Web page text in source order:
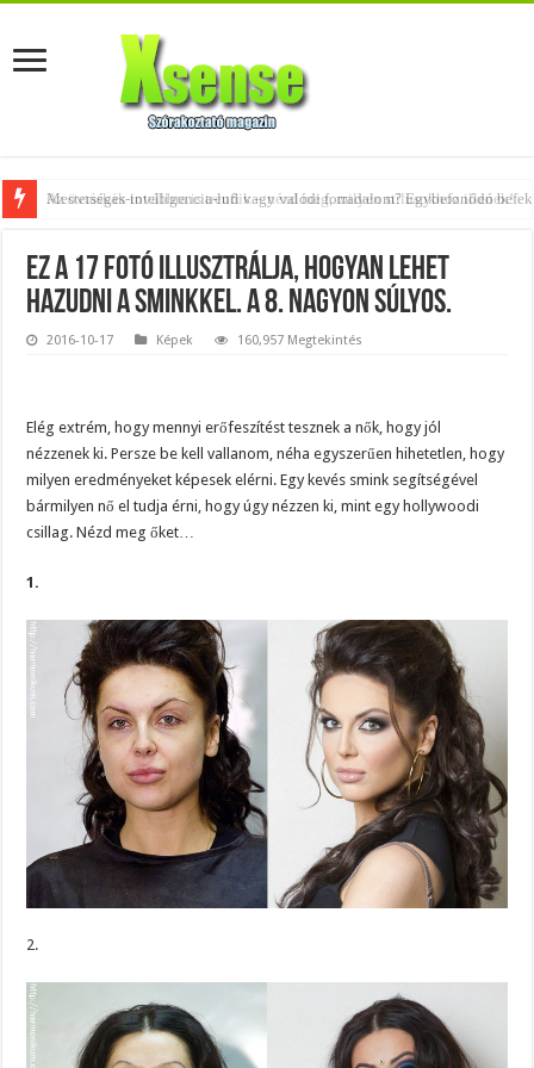
Az övtáskák továbbra is trendik – nézd meg, milyen stílusokhoz illenek!
Ez a 17 fotó illusztrálja, hogyan lehet
hazudni a sminkkel. A 8. nagyon súlyos.
2016-10-17 Képek 160,957 Megtekintés
Elég extrém, hogy mennyi erőfeszítést tesznek a nők, hogy jól
nézzenek ki. Persze be kell vallanom, néha egyszerűen hihetetlen, hogy
milyen eredményeket képesek elérni. Egy kevés smink segítségével
bármilyen nő el tudja érni, hogy úgy nézzen ki, mint egy hollywoodi
csillag. Nézd meg őket…
1.
2.